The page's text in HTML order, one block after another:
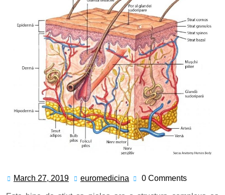
March 27, 2019 March
euromedicina euromedicina
0 Comments